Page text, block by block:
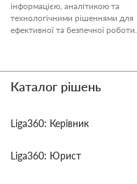
інформацією, аналітикою та
технологічними рішеннями для
ефективної та безпечної роботи.
Каталог рішень
Liga360: Керівник
Liga360: Юрист